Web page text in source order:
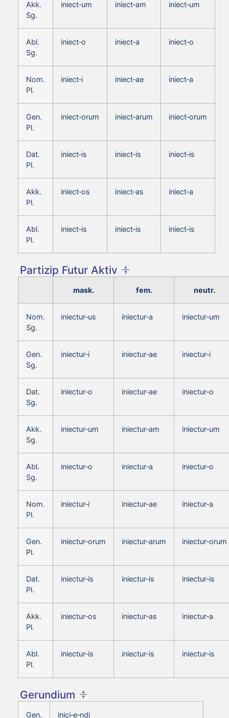
Akk.
Sg.
iniect‑um iniect‑am iniect‑um
Abl.
Sg.
iniect‑o iniect‑a iniect‑o
Nom.
Pl.
iniect‑i iniect‑ae iniect‑a
Gen.
Pl.
iniect‑orum iniect‑arum iniect‑orum
Dat.
Pl.
iniect‑is iniect‑is iniect‑is
Akk.
Pl.
iniect‑os iniect‑as iniect‑a
Abl.
Pl.
iniect‑is iniect‑is iniect‑is
Partizip Futur Aktiv
mask. fem. neutr.
Nom.
Sg.
iniectur‑us iniectur‑a iniectur‑um
Gen.
Sg.
iniectur‑i iniectur‑ae iniectur‑i
Dat.
Sg.
iniectur‑o iniectur‑ae iniectur‑o
Akk.
Sg.
iniectur‑um iniectur‑am iniectur‑um
Abl.
Sg.
iniectur‑o iniectur‑a iniectur‑o
Nom.
Pl.
iniectur‑i iniectur‑ae iniectur‑a
Gen.
Pl.
iniectur‑orum iniectur‑arum iniectur‑orum
Dat.
Pl.
iniectur‑is iniectur‑is iniectur‑is
Akk.
Pl.
iniectur‑os iniectur‑as iniectur‑a
Abl.
Pl.
iniectur‑is iniectur‑is iniectur‑is
Gerundium
Gen. inici‑e‑ndi